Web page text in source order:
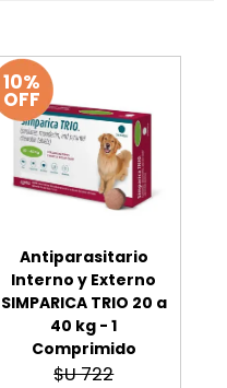
10%
OFF
Antiparasitario
Interno y Externo
SIMPARICA TRIO 20 a
40 kg - 1
Comprimido
$U 722